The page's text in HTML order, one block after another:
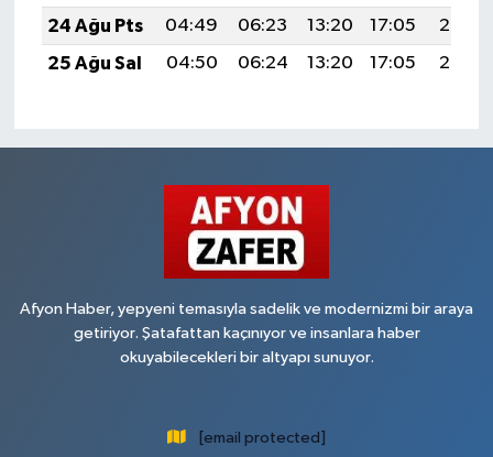
24 Ağu Pts
04:49 06:23 13:20 17:05
20:07
25 Ağu Sal
04:50 06:24 13:20 17:05 20:06
Afyon Haber, yepyeni temasıyla sadelik ve modernizmi bir araya
getiriyor. Şatafattan kaçınıyor ve insanlara haber
okuyabilecekleri bir altyapı sunuyor.
[email protected]